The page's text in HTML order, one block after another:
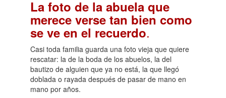
La foto de la abuela que
merece verse tan bien como
se ve en el recuerdo.
Casi toda familia guarda una foto vieja que quiere
rescatar: la de la boda de los abuelos, la del
bautizo de alguien que ya no está, la que llegó
doblada o rayada después de pasar de mano en
mano por años.